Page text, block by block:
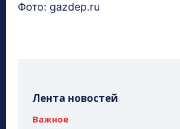
Фото: gazdep.ru
Лента новостей
Важное